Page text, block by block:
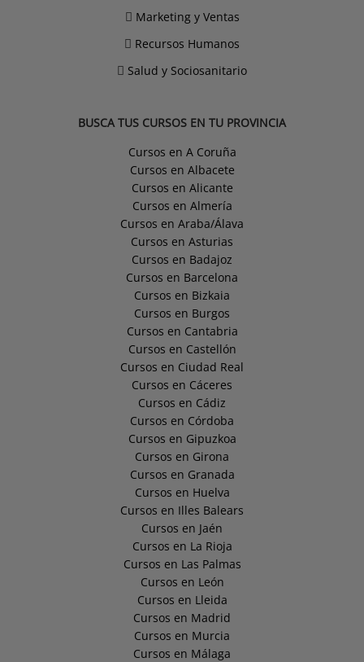
Marketing y Ventas
Recursos Humanos
Salud y Sociosanitario
BUSCA TUS CURSOS EN TU PROVINCIA
Cursos en A Coruña
Cursos en Albacete
Cursos en Alicante
Cursos en Almería
Cursos en Araba/Álava
Cursos en Asturias
Cursos en Badajoz
Cursos en Barcelona
Cursos en Bizkaia
Cursos en Burgos
Cursos en Cantabria
Cursos en Castellón
Cursos en Ciudad Real
Cursos en Cáceres
Cursos en Cádiz
Cursos en Córdoba
Cursos en Gipuzkoa
Cursos en Girona
Cursos en Granada
Cursos en Huelva
Cursos en Illes Balears
Cursos en Jaén
Cursos en La Rioja
Cursos en Las Palmas
Cursos en León
Cursos en Lleida
Cursos en Madrid
Cursos en Murcia
Cursos en Málaga